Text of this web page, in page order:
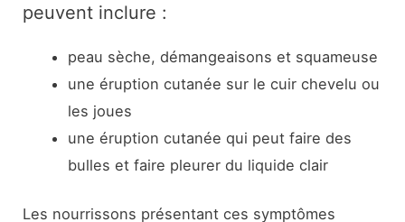
peuvent inclure :
peau sèche, démangeaisons et squameuse
une éruption cutanée sur le cuir chevelu ou
les joues
une éruption cutanée qui peut faire des
bulles et faire pleurer du liquide clair
Les nourrissons présentant ces symptômes